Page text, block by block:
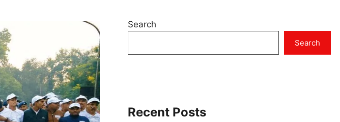
Search
Search
Recent Posts